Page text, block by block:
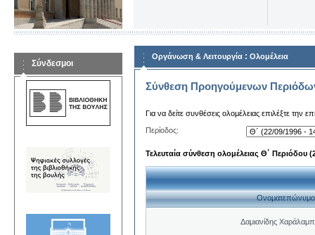
Σύνδεσμοι
Οργάνωση & Λειτουργία : Ολομέλεια
Σύνθεση Προηγούμενων
Για να δείτε συνθέσεις ολομέλειας επιλέξτε την
Περίοδος:
Τελευταία σύνθεση ολομέλειας Θ΄ Περιόδου
Ονοματεπώνυμο
Δαμιανίδης